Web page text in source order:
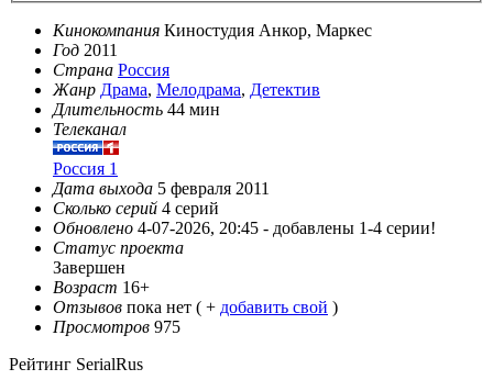
Кинокомпания Киностудия Анкор, Маркес
Год 2011
Страна Россия
Жанр Драма, Мелодрама, Детектив
Длительность 44 мин
Телеканал
Россия 1
Дата выхода 5 февраля 2011
Сколько серий 4 серий
Обновлено 4-07-2026, 20:45 - добавлены 1-4 серии!
Статус проекта
Завершен
Возраст 16+
Отзывов пока нет ( + добавить свой )
Просмотров 975
Рейтинг SerialRus